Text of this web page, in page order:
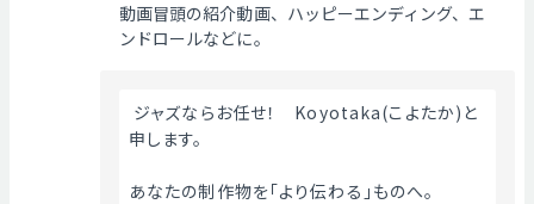
動画冒頭の紹介動画、ハッピーエンディング、エ
ンドロールなどに。
申します。
あなたの制作物を「より伝わる」ものへ。